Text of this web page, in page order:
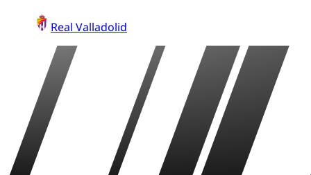
Real Valladolid